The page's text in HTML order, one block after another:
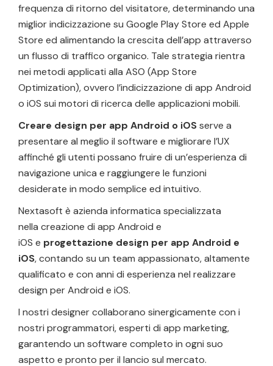
frequenza di ritorno del visitatore, determinando una
miglior indicizzazione su Google Play Store ed Apple
Store ed alimentando la crescita dell’app attraverso
un flusso di traffico organico. Tale strategia rientra
nei metodi applicati alla ASO (App Store
Optimization), ovvero l’indicizzazione di app Android
o iOS sui motori di ricerca delle applicazioni mobili.
Creare design per app Android o iOSserve a
presentare al meglio il software e migliorare l’UX
affinché gli utenti possano fruire di un’esperienza di
navigazione unica e raggiungere le funzioni
desiderate in modo semplice ed intuitivo.
Nextasoft è azienda informatica specializzata
nella creazione di app Android e
iOS e progettazione design per app Android e
iOS, contando su un team appassionato, altamente
qualificato e con anni di esperienza nel realizzare
design per Android e iOS.
I nostri designer collaborano sinergicamente con i
nostri programmatori, esperti di app marketing,
garantendo un software completo in ogni suo
aspetto e pronto per il lancio sul mercato.